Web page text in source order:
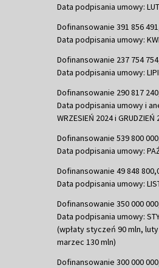
Data podpisania umowy:
Dofinansowanie 391 856
Data podpisania umowy:
Dofinansowanie 237 754
Data podpisania umowy:
Dofinansowanie 290 817
Data podpisania umowy i
WRZESIEŃ 2024 i GRUDZIEŃ
Dofinansowanie 539 800
Data podpisania umowy:
Dofinansowanie 49 848
Data podpisania umowy:
Dofinansowanie 350 000
Data podpisania umowy:
(wpłaty styczeń 90 mln,
marzec 130 mln)
Dofinansowanie 300 000